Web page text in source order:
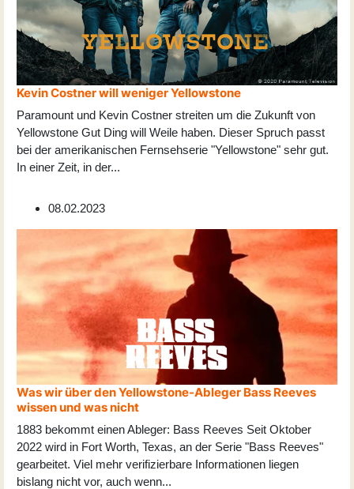
Kevin Costner will weniger Yellowstone
Paramount und Kevin Costner streiten um die Zukunft von
Yellowstone Gut Ding will Weile haben. Dieser Spruch passt
bei der amerikanischen Fernsehserie "Yellowstone" sehr gut.
In einer Zeit, in der...
08.02.2023
Was wir über den Yellowstone-Ableger Bass Reeves
wissen und was nicht
1883 bekommt einen Ableger: Bass Reeves Seit Oktober
2022 wird in Fort Worth, Texas, an der Serie "Bass Reeves"
gearbeitet. Viel mehr verifizierbare Informationen liegen
bislang nicht vor, auch wenn...